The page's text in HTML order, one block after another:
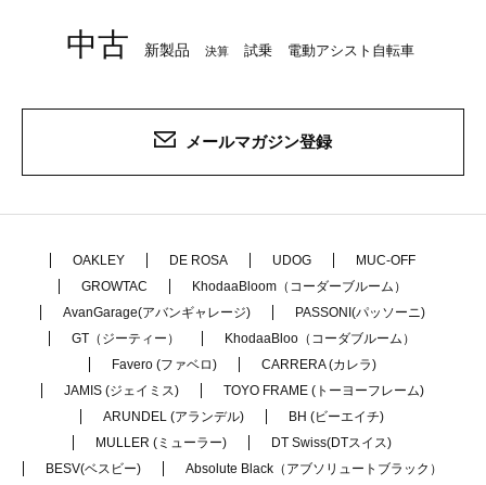
中古
新製品 決算 試乗 電動アシスト自転車
メールマガジン登録
OAKLEY DE ROSA UDOG
MUC-OFF
GROWTAC
KhodaaBloom（コーダーブルーム）
AvanGarage(アバンギャレージ)
PASSONI(パッソーニ)
GT（ジーティー）
KhodaaBloo（コーダブルーム）
Favero (ファベロ)
CARRERA (カレラ)
JAMIS (ジェイミス)
TOYO FRAME (トーヨーフレーム)
ARUNDEL (アランデル)
BH (ビーエイチ)
MULLER (ミューラー)
DT Swiss(DTスイス)
BESV(ベスビー)
Absolute Black（アブソリュートブラック）